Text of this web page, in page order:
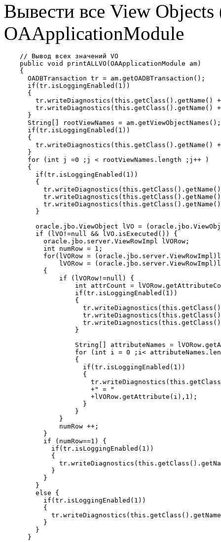
Вывести все View Objects
OAApplicationModule
    // Вывод всех значений VO
    public void printALLVO(OAApplicationModule am)
    {
      OADBTransaction tr = am.getOADBTransaction();
      if(tr.isLoggingEnabled(1))
      {
tr.writeDiagnostics(this.getClass().getName()
tr.writeDiagnostics(this.getClass().getName()
      }
      String[] rootViewNames = am.getViewObjectNames();
      if(tr.isLoggingEnabled(1))
      {
tr.writeDiagnostics(this.getClass().getName()
      }
      for (int j =0 ;j < rootViewNames.length ;j++ )
      {
        if(tr.isLoggingEnabled(1))
        {
        }
oracle.jbo.ViewObject lVO =
        if (lVO!=null && lVO.isExecuted()) {
          oracle.jbo.server.ViewRowImpl lVORow;
          int numRow = 1;
for(lVORow =
lVORow =
          {
              if (lVORow!=null) {
int attrCount =
                  if(tr.isLoggingEnabled(1))
                  {
                  }
String[] attributeNames =
for (int i = 0 ;i<
                  {
                    if(tr.isLoggingEnabled(1))
                    {
                      +" = "
                      +lVORow.getAttribute(i),1);
                    }
                  }
              }
              numRow ++;
          }
          if (numRow==1) {
            if(tr.isLoggingEnabled(1))
            {
            }
          }
        }
        else {
          if(tr.isLoggingEnabled(1))
          {
          }
        }
      }